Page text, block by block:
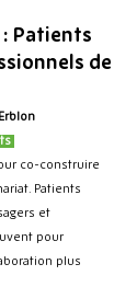
: Patients
de
co-construire
Patients
et
pour
plus